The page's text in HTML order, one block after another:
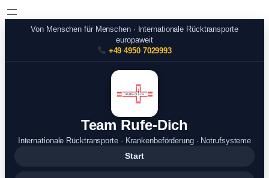
Von Menschen für Menschen · Internationale Rücktransporte
europaweit
+49 4950 7029993
Team Rufe-Dich
Internationale Rücktransporte · Krankenbeförderung · Notrufsysteme
Start